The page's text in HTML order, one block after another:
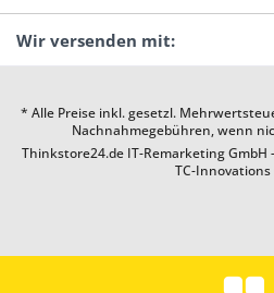
Wir versenden mit:
* Alle Preise inkl. gesetzl.
Nachnahmegebühren, wenn
Thinkstore24.de IT-Remarketing GmbH -
TC-Innovations